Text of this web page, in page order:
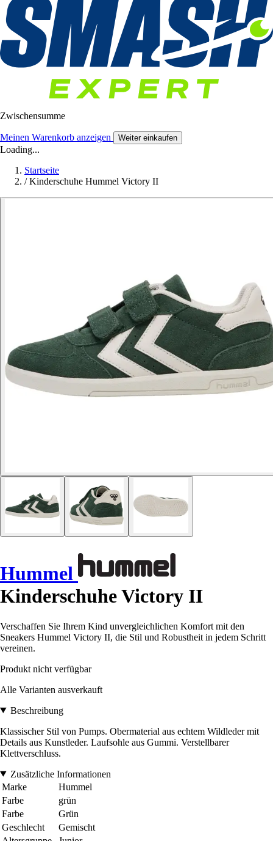
Zwischensumme
Meinen Warenkorb anzeigen Weiter einkaufen
Loading...
Startseite
/ Kinderschuhe Hummel Victory II
Hummel
Kinderschuhe Victory II
Verschaffen Sie Ihrem Kind unvergleichlichen Komfort mit den
Sneakers Hummel Victory II, die Stil und Robustheit in jedem Schritt
vereinen.
Produkt nicht verfügbar
Alle Varianten ausverkauft
Beschreibung
Klassischer Stil von Pumps. Obermaterial aus echtem Wildleder mit
Details aus Kunstleder. Laufsohle aus Gummi. Verstellbarer
Klettverschluss.
Zusätzliche Informationen
Marke
Hummel
Farbe
grün
Farbe
Grün
Geschlecht
Gemischt